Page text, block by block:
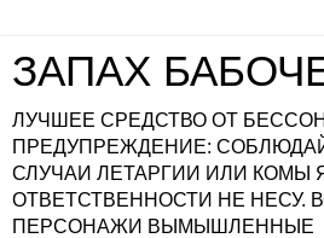
ЗАПАХ
ЛУЧШЕЕ СРЕДСТВО ОТ
ПРЕДУПРЕЖДЕНИЕ:
СЛУЧАИ ЛЕТАРГИИ ИЛИ КОМЫ
ОТВЕТСТВЕННОСТИ НЕ НЕСУ.
ПЕРСОНАЖИ ВЫМЫШЛЕННЫЕ